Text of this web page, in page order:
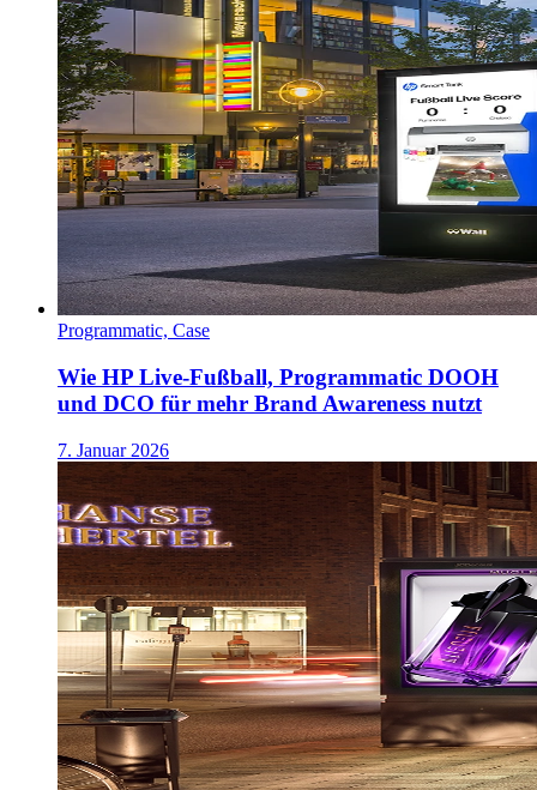
Programmatic, Case
Wie HP Live-Fußball, Programmatic DOOH
und DCO für mehr Brand Awareness nutzt
7. Januar 2026